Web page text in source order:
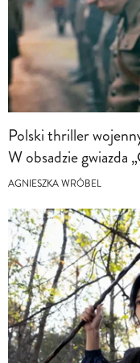
Polski thriller
W obsadzie gwiazda
AGNIESZKA WRÓBEL